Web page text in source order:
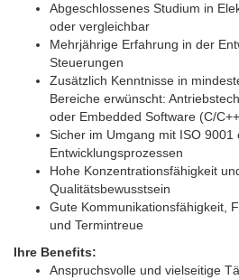
Abgeschlossenes Studium in
oder vergleichbar
Mehrjährige Erfahrung in der
Steuerungen
Zusätzlich Kenntnisse in
Bereiche erwünscht:
oder Embedded Software (C/
Sicher im Umgang mit ISO 9001
Entwicklungsprozessen
Hohe Konzentrationsfähigkeit
Qualitätsbewusstsein
Gute Kommunikationsfähigkeit,
und Termintreue
Ihre Benefits:
Anspruchsvolle und vielseitige